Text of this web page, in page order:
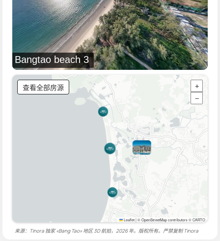
Bangtao beach 3
查看全部房源
+
−
Leaflet|© OpenStreetMap contributors © CARTO
来源：Tinora 独家 «Bang Tao» 地区 3D 航拍，2026 年。版权所有。严禁复制Tinora